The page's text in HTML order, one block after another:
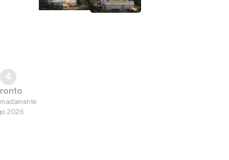
4
2026